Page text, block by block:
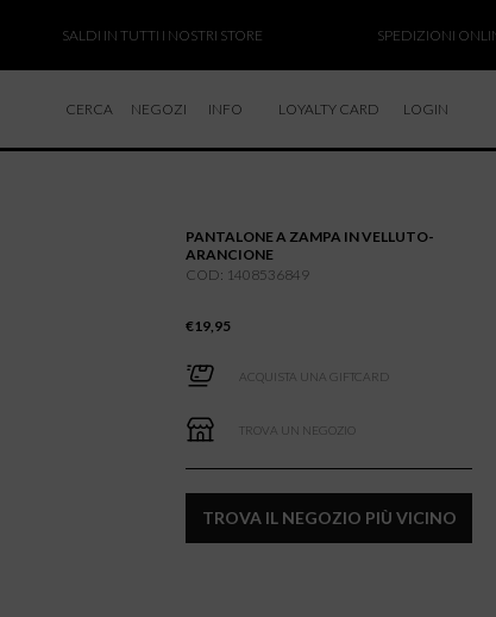
SALDI IN TUTTI I NOSTRI STORE SPEDIZIONI ONLINE
CERCA NEGOZI INFO
RESI E RIMBORSI
LOYALTY CARD LOGIN
PANTALONE A ZAMPA IN VELLUTO-
ARANCIONE
COD: 1408536849
€19,95
ACQUISTA UNA GIFTCARD
TROVA UN NEGOZIO
TROVA IL NEGOZIO PIÙ VICINO